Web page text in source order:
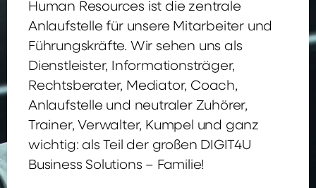
Human Resources ist die zentrale
Anlaufstelle für unsere Mitarbeiter und
Führungskräfte. Wir sehen uns als
Dienstleister, Informationsträger,
Rechtsberater, Mediator, Coach,
Anlaufstelle und neutraler Zuhörer,
Trainer, Verwalter, Kumpel und ganz
wichtig: als Teil der großen DIGIT4U
Business Solutions – Familie!